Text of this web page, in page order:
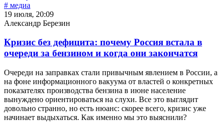
# медиа
19 июля, 20:09
Александр Березин
Кризис без дефицита: почему Россия встала в
очереди за бензином и когда они закончатся
Очереди на заправках стали привычным явлением в России, а
на фоне информационного вакуума от властей о конкретных
показателях производства бензина в июне население
вынуждено ориентироваться на слухи. Все это выглядит
довольно странно, но есть нюанс: скорее всего, кризис уже
начинает выдыхаться. Как именно мы это выяснили?